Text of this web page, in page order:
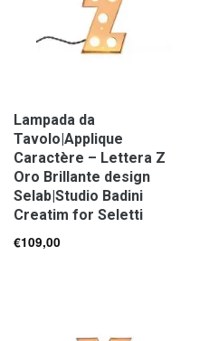
Lampada da
Tavolo|Applique
Caractère – Lettera Z
Oro Brillante design
Selab|Studio Badini
Creatim for Seletti
€109,00